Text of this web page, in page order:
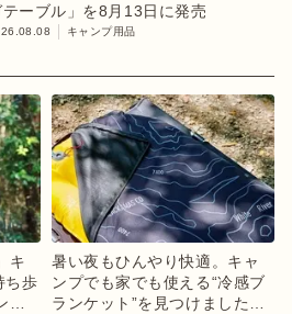
テーブル」を8月13日に発売
キャンプ用品
キ
ち歩
暑い夜もひんやり快適。キャ
ンプでも家でも使える“冷感ブ
ランケット”を見つけました